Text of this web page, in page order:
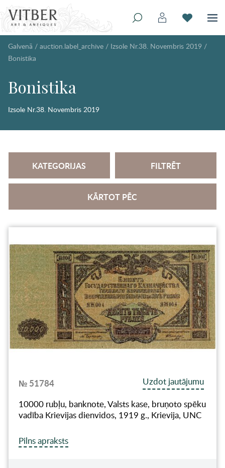
Galvenā / auction.label_archive / Izsole Nr.38. Novembris 2019 /
Bonistika
Bonistika
Izsole Nr.38. Novembris 2019
KATEGORIJAS FILTRĒT
KĀRTOT PĒC
№ 51784
Uzdot jautājumu
10000 rubļu, banknote, Valsts kase, bruņoto spēku
vadība Krievijas dienvidos, 1919 g., Krievija, UNC
Pilns apraksts